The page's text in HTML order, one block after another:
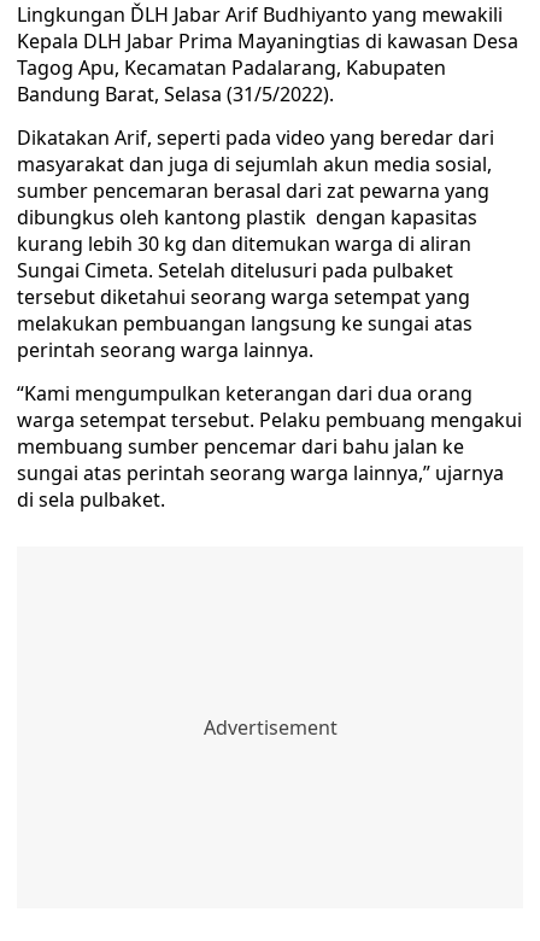
Lingkungan ĎLH Jabar Arif Budhiyanto yang mewakili
Kepala DLH Jabar Prima Mayaningtias di kawasan Desa
Tagog Apu, Kecamatan Padalarang, Kabupaten
Bandung Barat, Selasa (31/5/2022).
Dikatakan Arif, seperti pada video yang beredar dari
masyarakat dan juga di sejumlah akun media sosial,
sumber pencemaran berasal dari zat pewarna yang
dibungkus oleh kantong plastik dengan kapasitas
kurang lebih 30 kg dan ditemukan warga di aliran
Sungai Cimeta. Setelah ditelusuri pada pulbaket
tersebut diketahui seorang warga setempat yang
melakukan pembuangan langsung ke sungai atas
perintah seorang warga lainnya.
“Kami mengumpulkan keterangan dari dua orang
warga setempat tersebut. Pelaku pembuang mengakui
membuang sumber pencemar dari bahu jalan ke
sungai atas perintah seorang warga lainnya,” ujarnya
di sela pulbaket.